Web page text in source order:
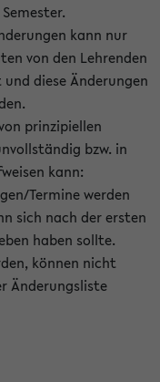
kann nur
von den Lehrenden
diese Änderungen
prinzipiellen
bzw. in
kann:
Termine werden
sich nach der ersten
haben sollte.
können nicht
Änderungsliste